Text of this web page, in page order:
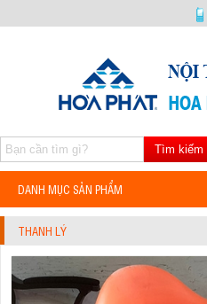
Tìm kiếm
DANH MỤC SẢN PHẨM
THANH LÝ